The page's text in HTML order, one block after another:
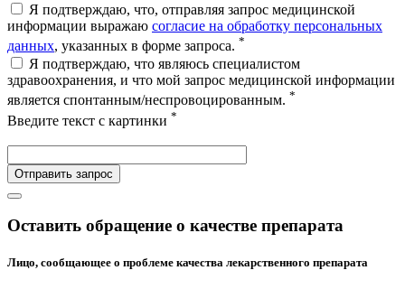
Я подтверждаю, что, отправляя запрос медицинской
информации выражаю согласие на обработку персональных
данных, указанных в форме запроса. *
Я подтверждаю, что являюсь специалистом
здравоохранения, и что мой запрос медицинской информации
является спонтанным/неспровоцированным. *
Введите текст с картинки *
Отправить запрос
Оставить обращение о качестве препарата
Лицо, сообщающее о проблеме качества лекарственного препарата